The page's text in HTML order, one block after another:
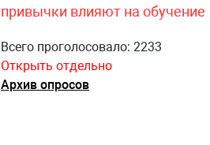
привычки влияют на обучение
Всего проголосовало: 2233
Открыть отдельно
Архив опросов